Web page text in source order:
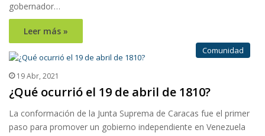
gobernador…
Leer más »
Comunidad
19 Abr, 2021
¿Qué ocurrió el 19 de abril de 1810?
La conformación de la Junta Suprema de Caracas fue el primer
paso para promover un gobierno independiente en Venezuela